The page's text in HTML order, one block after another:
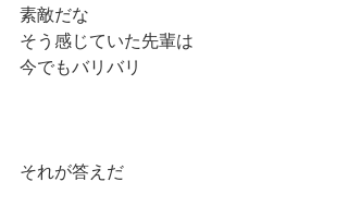
素敵だな
そう感じていた先輩は
今でもバリバリ
それが答えだ